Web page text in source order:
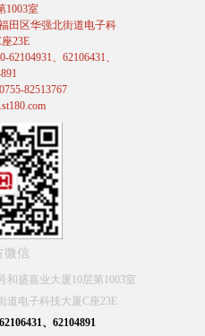
1003室
田区华强北街道电子科
23E
、62106431、
82513767
微信
和盛嘉业大厦10层第1003室
道电子科技大厦C座23E
、62104891